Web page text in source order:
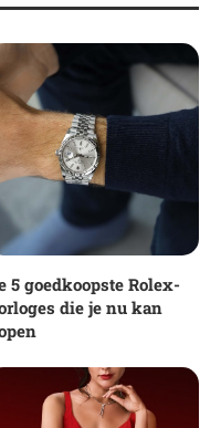
5 goedkoopste Rolex-
die je nu kan